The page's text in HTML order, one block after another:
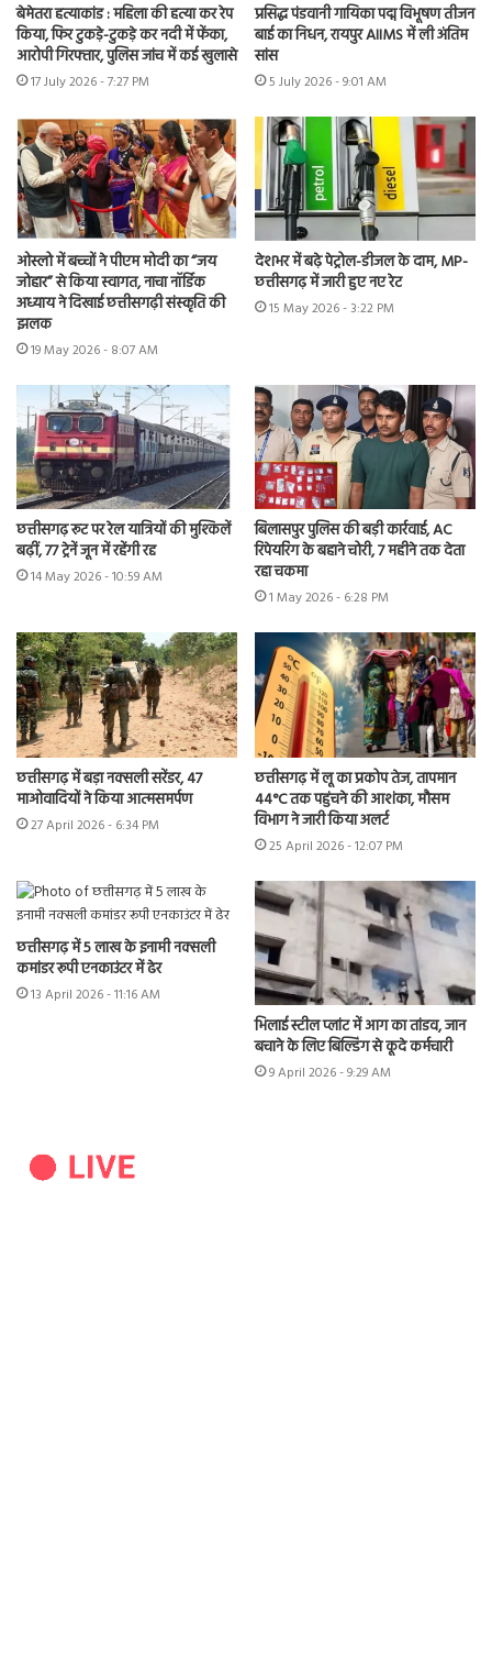
बेमेतरा हत्याकांड : महिला की हत्या कर रेप
किया, फिर टुकड़े-टुकड़े कर नदी में फेंका,
आरोपी गिरफ्तार, पुलिस जांच में कई खुलासे
17 July 2026 - 7:27 PM
प्रसिद्ध पंडवानी गायिका पद्म विभूषण तीजन
बाई का निधन, रायपुर AIIMS में ली अंतिम
सांस
5 July 2026 - 9:01 AM
ओस्लो में बच्चों ने पीएम मोदी का “जय
जोहार” से किया स्वागत, नाचा नॉर्डिक
अध्याय ने दिखाई छत्तीसगढ़ी संस्कृति की
झलक
19 May 2026 - 8:07 AM
देशभर में बढ़े पेट्रोल-डीजल के दाम, MP-
छत्तीसगढ़ में जारी हुए नए रेट
15 May 2026 - 3:22 PM
छत्तीसगढ़ रूट पर रेल यात्रियों की मुश्किलें
बढ़ीं, 77 ट्रेनें जून में रहेंगी रद्द
14 May 2026 - 10:59 AM
बिलासपुर पुलिस की बड़ी कार्रवाई, AC
रिपेयरिंग के बहाने चोरी, 7 महीने तक देता
रहा चकमा
1 May 2026 - 6:28 PM
छत्तीसगढ़ में बड़ा नक्सली सरेंडर, 47
माओवादियों ने किया आत्मसमर्पण
27 April 2026 - 6:34 PM
छत्तीसगढ़ में लू का प्रकोप तेज, तापमान
44°C तक पहुंचने की आशंका, मौसम
विभाग ने जारी किया अलर्ट
25 April 2026 - 12:07 PM
छत्तीसगढ़ में 5 लाख के इनामी नक्सली
कमांडर रूपी एनकाउंटर में ढेर
13 April 2026 - 11:16 AM
भिलाई स्टील प्लांट में आग का तांडव, जान
बचाने के लिए बिल्डिंग से कूदे कर्मचारी
9 April 2026 - 9:29 AM